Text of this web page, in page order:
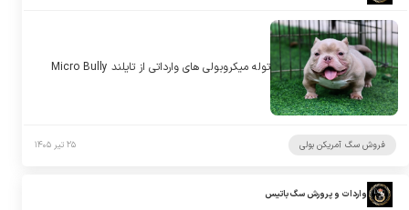
توله میکروبولی های وارداتی از تایلند Micro Bully
فروش سگ آمریکن بولی ۲۵ تیر ۱۴۰۵
واردات و پرورش سگ باتیس